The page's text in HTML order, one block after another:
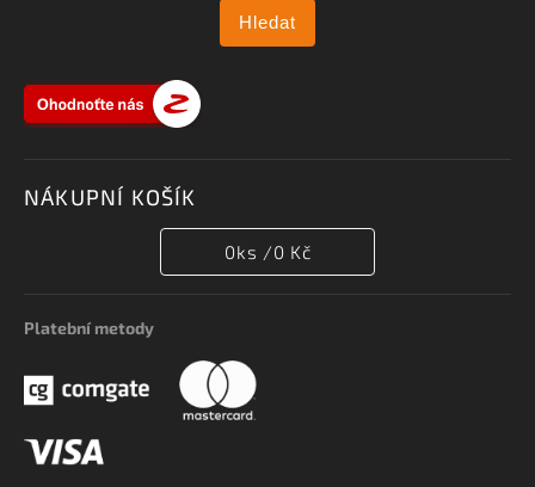
Hledat
NÁKUPNÍ KOŠÍK
0ks /0 Kč
Platební metody